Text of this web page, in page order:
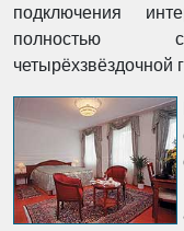
подключения
полностью
четырёхзвёздочной